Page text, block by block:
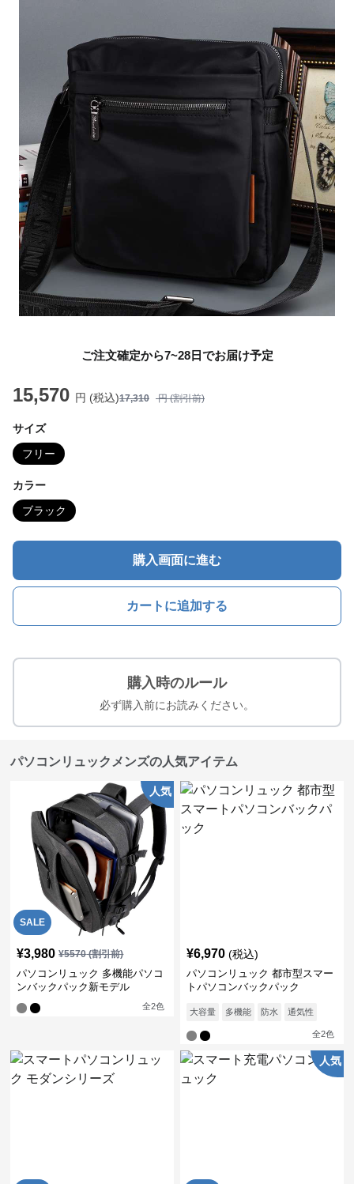
ご注文確定から7~28日でお届け予定
15,570 円 (税込)17,310 円 (割引前)
サイズ
フリー
カラー
ブラック
購入画面に進む
カートに追加する
購入時のルール
必ず購入前にお読みください。
パソコンリュックメンズの人気アイテム
SALE
人気
¥3,980 ¥5570(割引前)
パソコンリュック 多機能パソコ
ンバックパック新モデル
全2色
¥6,970 (税込)
パソコンリュック 都市型スマー
トパソコンバックパック
大容量 多機能 防水 通気性
全2色
人気